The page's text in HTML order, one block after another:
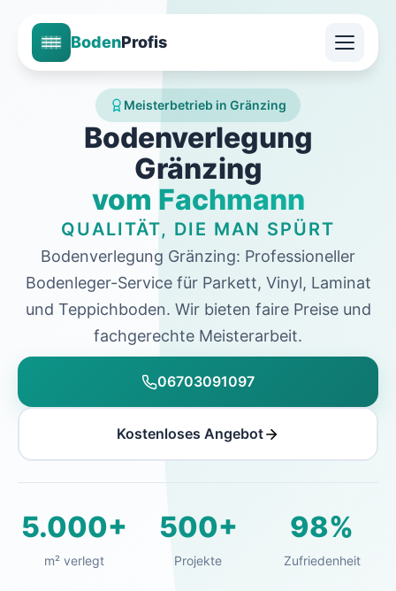
BodenProfis
Meisterbetrieb in Gränzing
Bodenverlegung
Gränzing
vom Fachmann
QUALITÄT, DIE MAN SPÜRT
Bodenverlegung Gränzing: Professioneller
Bodenleger-Service für Parkett, Vinyl, Laminat
und Teppichboden. Wir bieten faire Preise und
fachgerechte Meisterarbeit.
06703091097
Kostenloses Angebot
5.000+
m² verlegt
500+
Projekte
98%
Zufriedenheit